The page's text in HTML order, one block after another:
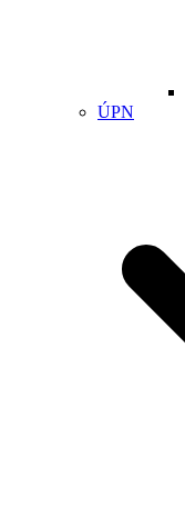
ÚPN